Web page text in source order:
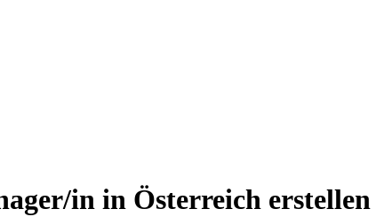
in in Österreich erstellen